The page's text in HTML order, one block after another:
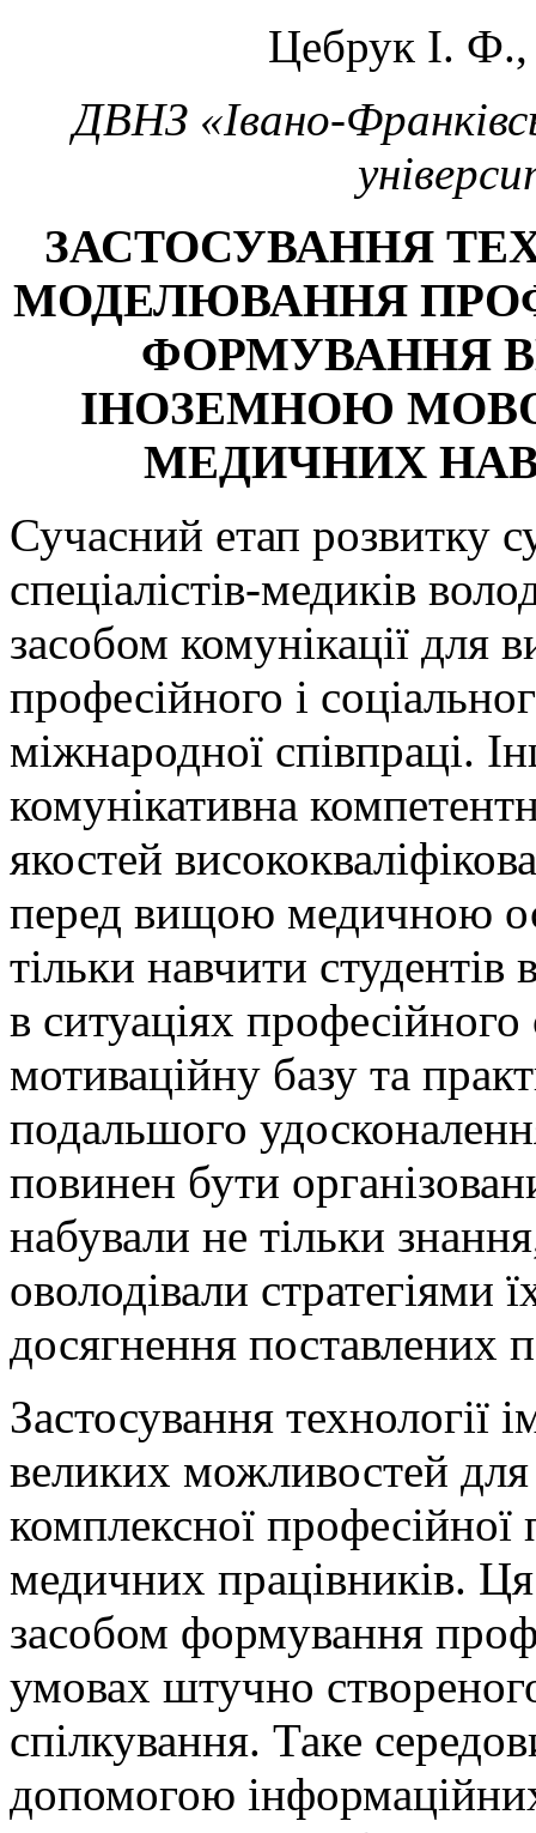
Цебрук І.
ДВНЗ «Івано-
ЗАСТОСУВАННЯ
МОДЕЛЮВАННЯ
ФОРМУВАННЯ
ІНОЗЕМНОЮ
МЕДИЧНИХ
Сучасний етап розвитку
спеціалістів-медиків
засобом комунікації для
професійного і
міжнародної співпраці.
комунікативна
якостей
перед вищою медичною
тільки навчити
в ситуаціях
мотиваційну базу та
подальшого
повинен бути
набували не тільки
оволодівали стратегіями
досягнення поставлених
Застосування технології
великих можливостей
комплексної професійної
медичних працівників.
засобом формування
умовах штучно
спілкування. Таке
допомогою